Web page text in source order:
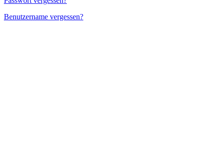
Benutzername vergessen?